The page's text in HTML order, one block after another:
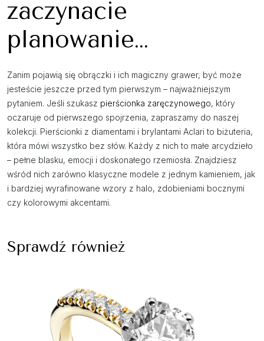
zaczynacie
planowanie…
Zanim pojawią się obrączki i ich magiczny grawer, być może
jesteście jeszcze przed tym pierwszym – najważniejszym
pytaniem. Jeśli szukasz pierścionka zaręczynowego, który
oczaruje od pierwszego spojrzenia, zapraszamy do naszej
kolekcji. Pierścionki z diamentami i brylantami Aclari to biżuteria,
która mówi wszystko bez słów. Każdy z nich to małe arcydzieło
– pełne blasku, emocji i doskonałego rzemiosła. Znajdziesz
wśród nich zarówno klasyczne modele z jednym kamieniem, jak
i bardziej wyrafinowane wzory z halo, zdobieniami bocznymi
czy kolorowymi akcentami.
Sprawdź również